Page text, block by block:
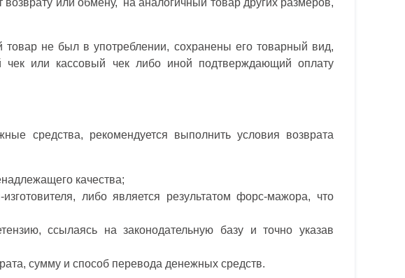
или обмену, на аналогичный товар других размеров,
не был в употреблении, сохранены его товарный вид,
чек или кассовый чек либо иной подтверждающий оплату
средства, рекомендуется выполнить условия возврата
качества;
либо является результатом форс-мажора, что
ссылаясь на законодательную базу и точно указав
сумму и способ перевода денежных средств.